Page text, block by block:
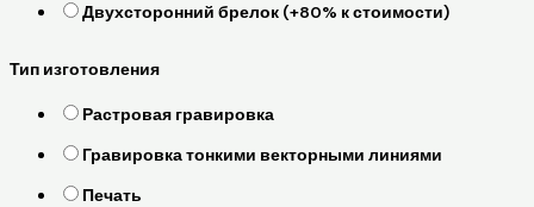
Двухсторонний брелок (+80% к стоимости)
Тип изготовления
Растровая гравировка
Гравировка тонкими векторными линиями
Печать